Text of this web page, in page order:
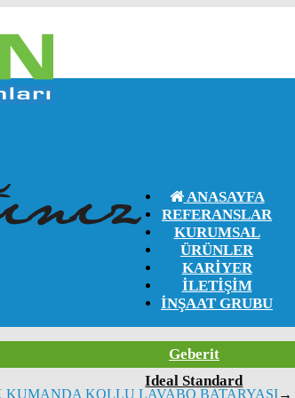
ANASAYFA
REFERANSLAR
KURUMSAL
ÜRÜNLER
Geberit
Ideal Standard
KARIYER
İLETIŞIM
İNŞAAT GRUBU
KUMANDA KOLLU LAVABO BATARYASI→